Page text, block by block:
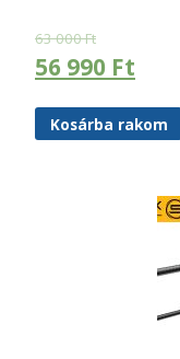
63 000Ft
56 990 Ft
Kosárba rakom